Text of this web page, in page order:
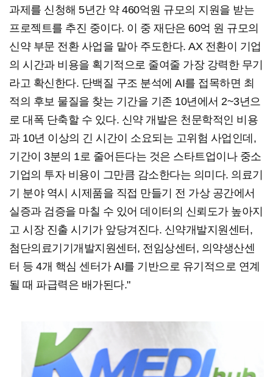
과제를 신청해 5년간 약 460억원 규모의 지원을 받는
프로젝트를 추진 중이다. 이 중 재단은 60억 원 규모의
신약 부문 전환 사업을 맡아 주도한다. AX 전환이 기업
의 시간과 비용을 획기적으로 줄여줄 가장 강력한 무기
라고 확신한다. 단백질 구조 분석에 AI를 접목하면 최
적의 후보 물질을 찾는 기간을 기존 10년에서 2~3년으
로 대폭 단축할 수 있다. 신약 개발은 천문학적인 비용
과 10년 이상의 긴 시간이 소요되는 고위험 사업인데,
기간이 3분의 1로 줄어든다는 것은 스타트업이나 중소
기업의 투자 비용이 그만큼 감소한다는 의미다. 의료기
기 분야 역시 시제품을 직접 만들기 전 가상 공간에서
실증과 검증을 마칠 수 있어 데이터의 신뢰도가 높아지
고 시장 진출 시기가 앞당겨진다. 신약개발지원센터,
첨단의료기기개발지원센터, 전임상센터, 의약생산센
터 등 4개 핵심 센터가 AI를 기반으로 유기적으로 연계
될 때 파급력은 배가된다."